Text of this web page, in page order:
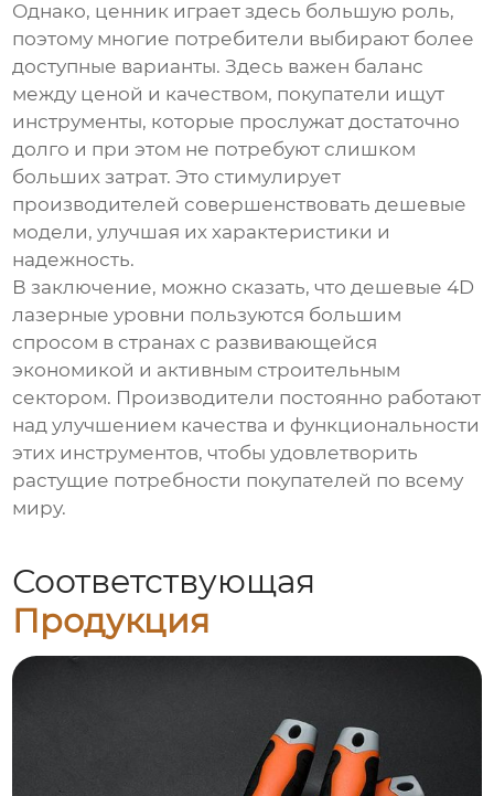
Однако, ценник играет здесь большую роль,
поэтому многие потребители выбирают более
доступные варианты. Здесь важен баланс
между ценой и качеством, покупатели ищут
инструменты, которые прослужат достаточно
долго и при этом не потребуют слишком
больших затрат. Это стимулирует
производителей совершенствовать дешевые
модели, улучшая их характеристики и
надежность.
В заключение, можно сказать, что дешевые 4D
лазерные уровни пользуются большим
спросом в странах с развивающейся
экономикой и активным строительным
сектором. Производители постоянно работают
над улучшением качества и функциональности
этих инструментов, чтобы удовлетворить
растущие потребности покупателей по всему
миру.
Соответствующая
Продукция